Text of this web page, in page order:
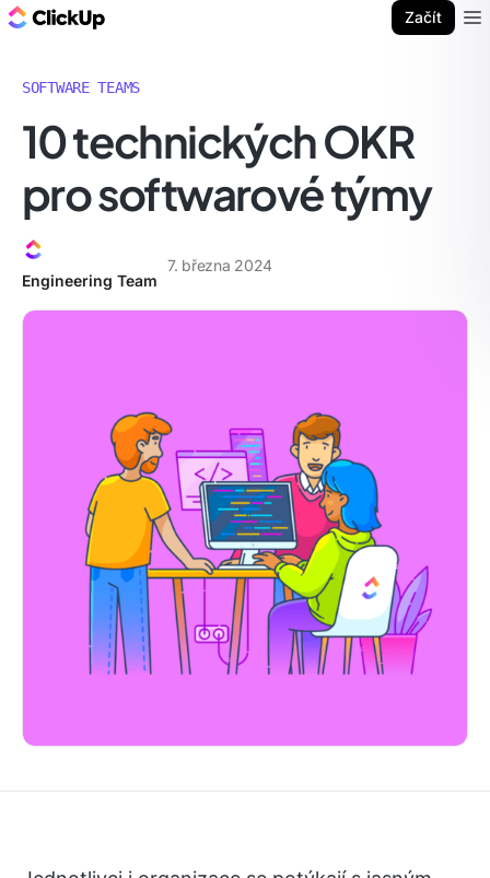
Začít
SOFTWARE TEAMS
10 technických OKR
pro softwarové týmy
Engineering Team
7. března 2024